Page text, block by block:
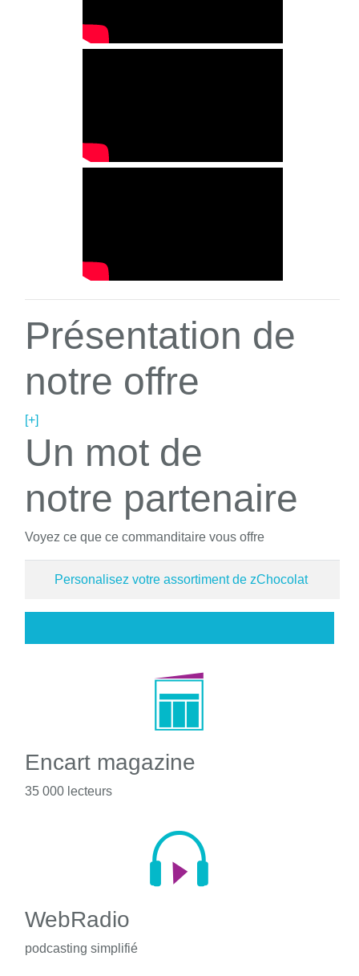
Présentation de
notre offre
[+]
Un mot de
notre partenaire
Voyez ce que ce commanditaire vous offre
Personalisez votre assortiment de zChocolat
Encart magazine
35 000 lecteurs
WebRadio
podcasting simplifié